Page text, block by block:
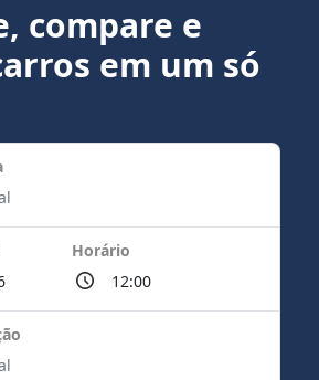
compare e
em um só
Horário